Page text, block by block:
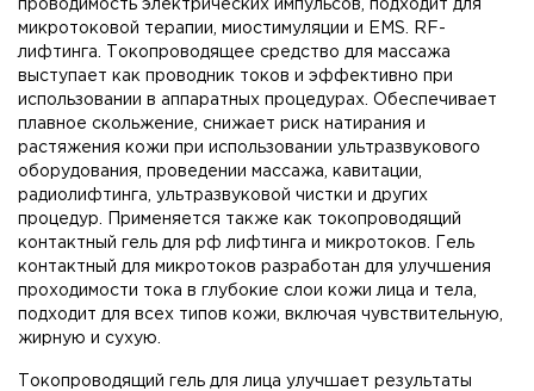
проводимость электрических импульсов, подходит для
микротоковой терапии, миостимуляции и EMS. RF-
лифтинга. Токопроводящее средство для массажа
выступает как проводник токов и эффективно при
использовании в аппаратных процедурах. Обеспечивает
плавное скольжение, снижает риск натирания и
растяжения кожи при использовании ультразвукового
оборудования, проведении массажа, кавитации,
радиолифтинга, ультразвуковой чистки и других
процедур. Применяется также как токопроводящий
контактный гель для рф лифтинга и микротоков. Гель
контактный для микротоков разработан для улучшения
проходимости тока в глубокие слои кожи лица и тела,
подходит для всех типов кожи, включая чувствительную,
жирную и сухую.
Токопроводящий гель для лица улучшает результаты